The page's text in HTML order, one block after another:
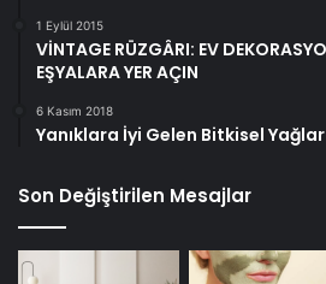
1 Eylül 2015
VİNTAGE RÜZGÂRI: EV
EŞYALARA YER AÇIN
6 Kasım 2018
Yanıklara İyi Gelen Bitkisel Yağlar
Son Değiştirilen Mesajlar